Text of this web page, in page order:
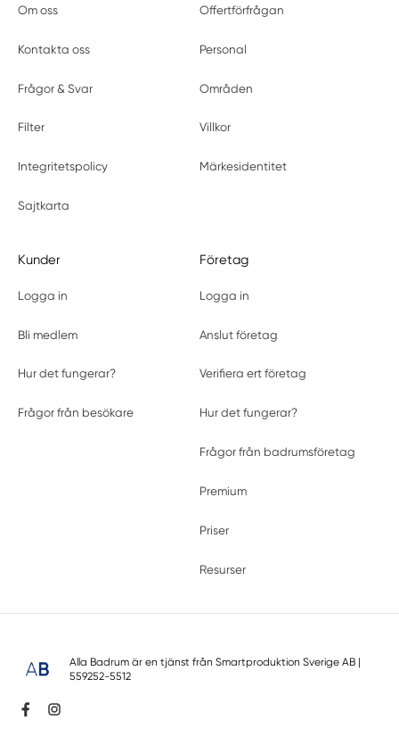
Om oss Offertförfrågan
Kontakta oss Personal
Frågor & Svar Områden
Filter Villkor
Integritetspolicy Märkesidentitet
Sajtkarta
Kunder
Logga in
Bli medlem
Hur det fungerar?
Frågor från besökare
Företag
Logga in
Anslut företag
Verifiera ert företag
Hur det fungerar?
Frågor från badrumsföretag
Premium
Priser
Resurser
Alla Badrum är en tjänst från Smartproduktion Sverige AB|
559252-5512